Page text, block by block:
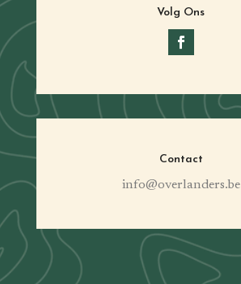
Volg Ons
Contact
info@overlanders.be